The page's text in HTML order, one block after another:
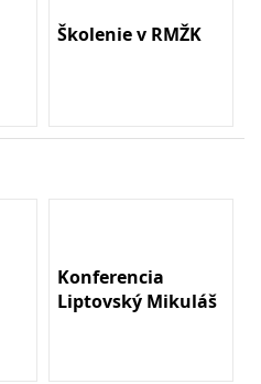
Školenie v RMŽK
Konferencia
Liptovský Mikuláš